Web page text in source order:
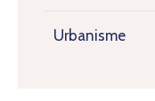
Urbanisme